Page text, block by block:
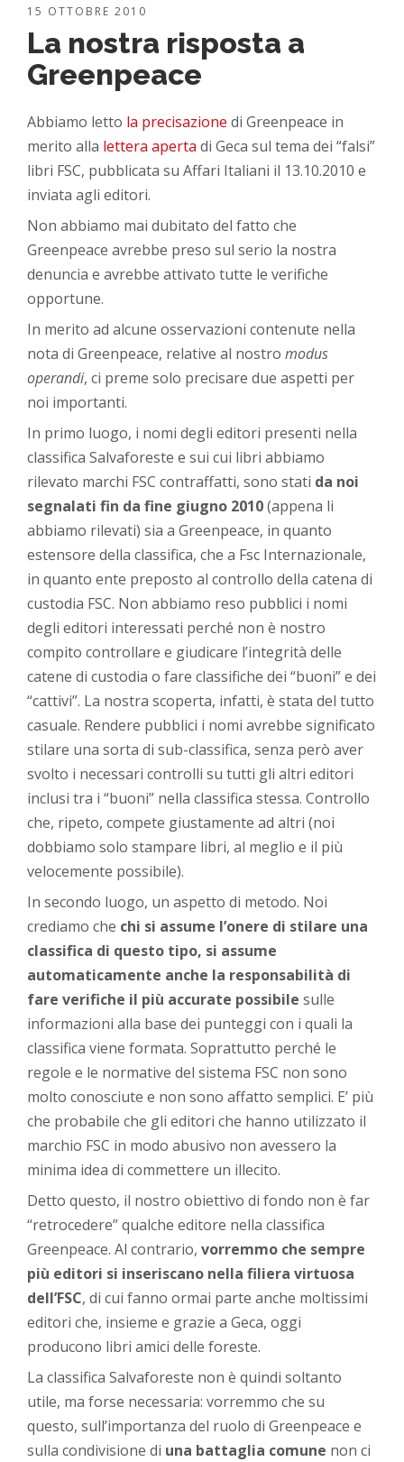
15 OTTOBRE 2010
La nostra risposta a
Greenpeace
Abbiamo letto la precisazione di Greenpeace in
merito alla lettera aperta di Geca sul tema dei “falsi”
libri FSC, pubblicata su Affari Italiani il 13.10.2010 e
inviata agli editori.
Non abbiamo mai dubitato del fatto che
Greenpeace avrebbe preso sul serio la nostra
denuncia e avrebbe attivato tutte le verifiche
opportune.
In merito ad alcune osservazioni contenute nella
nota di Greenpeace, relative al nostromodus
operandi, ci preme solo precisare due aspetti per
noi importanti.
In primo luogo, i nomi degli editori presenti nella
classifica Salvaforeste e sui cui libri abbiamo
rilevato marchi FSC contraffatti, sono stati da noi
segnalati fin da fine giugno 2010(appena li
abbiamo rilevati) sia a Greenpeace, in quanto
estensore della classifica, che a Fsc Internazionale,
in quanto ente preposto al controllo della catena di
custodia FSC. Non abbiamo reso pubblici i nomi
degli editori interessati perché non è nostro
compito controllare e giudicare l’integrità delle
catene di custodia o fare classifiche dei “buoni” e dei
“cattivi”. La nostra scoperta, infatti, è stata del tutto
casuale. Rendere pubblici i nomi avrebbe significato
stilare una sorta di sub-classifica, senza però aver
svolto i necessari controlli su tutti gli altri editori
inclusi tra i “buoni” nella classifica stessa. Controllo
che, ripeto, compete giustamente ad altri (noi
dobbiamo solo stampare libri, al meglio e il più
velocemente possibile).
In secondo luogo, un aspetto di metodo. Noi
crediamo che chi si assume l’onere di stilare una
classifica di questo tipo, si assume
automaticamente anche la responsabilità di
fare verifiche il più accurate possibile sulle
informazioni alla base dei punteggi con i quali la
classifica viene formata. Soprattutto perché le
regole e le normative del sistema FSC non sono
molto conosciute e non sono affatto semplici. E’ più
che probabile che gli editori che hanno utilizzato il
marchio FSC in modo abusivo non avessero la
minima idea di commettere un illecito.
Detto questo, il nostro obiettivo di fondo non è far
“retrocedere” qualche editore nella classifica
Greenpeace. Al contrario,vorremmo che sempre
più editori si inseriscano nella filiera virtuosa
dell’FSC, di cui fanno ormai parte anche moltissimi
editori che, insieme e grazie a Geca, oggi
producono libri amici delle foreste.
La classifica Salvaforeste non è quindi soltanto
utile, ma forse necessaria: vorremmo che su
questo, sull’importanza del ruolo di Greenpeace e
sulla condivisione di una battaglia comune non ci